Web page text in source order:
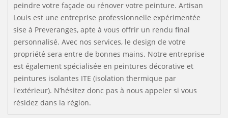
peindre votre façade ou rénover votre peinture. Artisan
Louis est une entreprise professionnelle expérimentée
sise à Preveranges, apte à vous offrir un rendu final
personnalisé. Avec nos services, le design de votre
propriété sera entre de bonnes mains. Notre entreprise
est également spécialisée en peintures décorative et
peintures isolantes ITE (isolation thermique par
l'extérieur). N’hésitez donc pas à nous appeler si vous
résidez dans la région.